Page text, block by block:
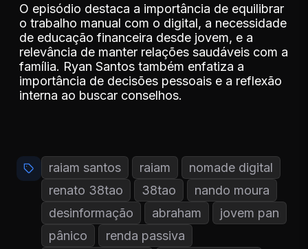
O episódio destaca a importância de equilibrar
o trabalho manual com o digital, a necessidade
de educação financeira desde jovem, e a
relevância de manter relações saudáveis com a
família. Ryan Santos também enfatiza a
importância de decisões pessoais e a reflexão
interna ao buscar conselhos.
raiam santos raiam
nomade digital
renato 38tao
38tao
nando moura
desinformação
abraham
jovem pan
pânico
renda passiva